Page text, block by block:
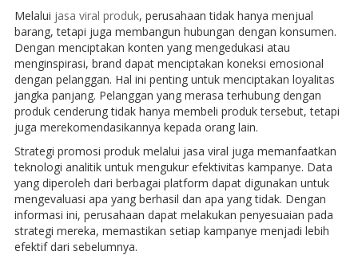
Melalui jasa viral produk, perusahaan tidak hanya menjual
barang, tetapi juga membangun hubungan dengan konsumen.
Dengan menciptakan konten yang mengedukasi atau
menginspirasi, brand dapat menciptakan koneksi emosional
dengan pelanggan. Hal ini penting untuk menciptakan loyalitas
jangka panjang. Pelanggan yang merasa terhubung dengan
produk cenderung tidak hanya membeli produk tersebut, tetapi
juga merekomendasikannya kepada orang lain.
Strategi promosi produk melalui jasa viral juga memanfaatkan
teknologi analitik untuk mengukur efektivitas kampanye. Data
yang diperoleh dari berbagai platform dapat digunakan untuk
mengevaluasi apa yang berhasil dan apa yang tidak. Dengan
informasi ini, perusahaan dapat melakukan penyesuaian pada
strategi mereka, memastikan setiap kampanye menjadi lebih
efektif dari sebelumnya.